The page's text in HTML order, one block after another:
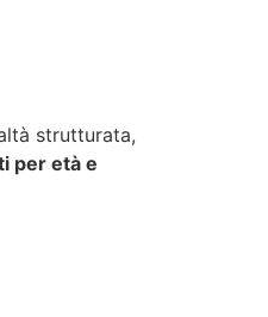
strutturata,
per età e